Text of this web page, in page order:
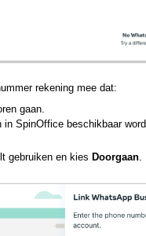
rekening mee dat:
gaan.
SpinOffice beschikbaar
gebruiken en kies Doorgaan.